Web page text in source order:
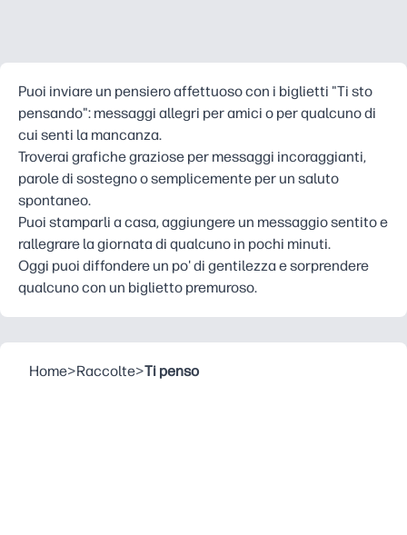
Puoi inviare un pensiero affettuoso con i biglietti "Ti sto
pensando": messaggi allegri per amici o per qualcuno di
cui senti la mancanza.
Troverai grafiche graziose per messaggi incoraggianti,
parole di sostegno o semplicemente per un saluto
spontaneo.
Puoi stamparli a casa, aggiungere un messaggio sentito e
rallegrare la giornata di qualcuno in pochi minuti.
Oggi puoi diffondere un po' di gentilezza e sorprendere
qualcuno con un biglietto premuroso.
Home>Raccolte>Ti penso